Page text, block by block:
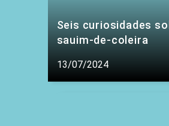
Seis curiosidades
sauim-de-coleira
13/07/2024